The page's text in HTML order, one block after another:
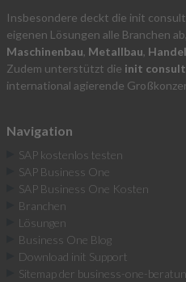
Insbesondere deckt die init
eigenen Lösungen alle Branchen
Maschinenbau, Metallbau, Handel
Zudem unterstützt die init
international agierende
Navigation
SAP kostenlos testen
SAP Business One
SAP Business One Kosten
Branchen
Lösungen
Business One Blog
Download init Support
Sitemap der business-one-